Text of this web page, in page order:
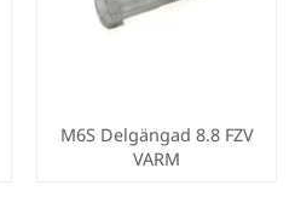
M6S Delgängad 8.8 FZV
VARM